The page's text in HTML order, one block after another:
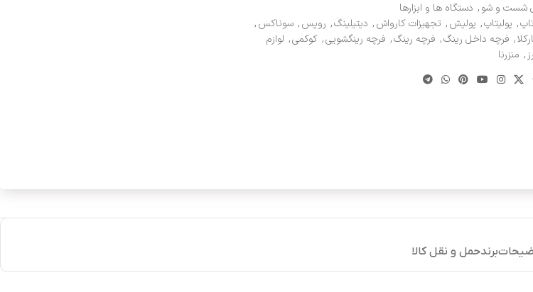
شست و شو, دستگاه ها و ابزارها
, پولیتاپ, پولیش, تجهیزات کارواش, دیتیلینگ, روپس, سوناکس,
, فرچه داخل رینگ, فرچه رینگ, فرچه رینگشویی, کوکمی, لوازم
, منزرنا
برندحمل و نقل کالا